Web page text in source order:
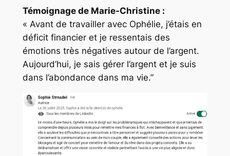
Témoignage de Marie-Christine :
« Avant de travailler avec Ophélie, j’étais en
déficit financier et je ressentais des
émotions très négatives autour de l’argent.
Aujourd’hui, je sais gérer l’argent et je suis
dans l’abondance dans ma vie.”